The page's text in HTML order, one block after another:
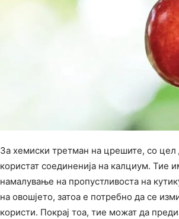
За хемиски третман на црешите, со цел
користат соединенија на калциум. Тие
намалување на пропустливоста на
на овошјето, затоа е потребно да се
користи. Покрај тоа, тие можат да